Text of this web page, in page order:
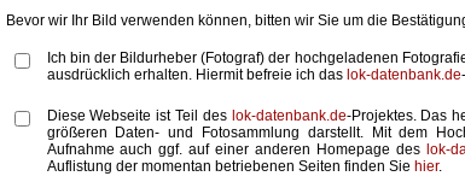
Bevor wir Ihr Bild verwenden können, bitten wir Sie um die
Ich bin der Bildurheber (Fotograf) der hochgeladenen
ausdrücklich erhalten. Hiermit befreie ich das lok-datenbank.de
Diese Webseite ist Teil des lok-datenbank.de-Projektes. Das
größeren Daten- und Fotosammlung darstellt. Mit dem
Aufnahme auch ggf. auf einer anderen Homepage des lok-
Auflistung der momentan betriebenen Seiten finden Sie hier.